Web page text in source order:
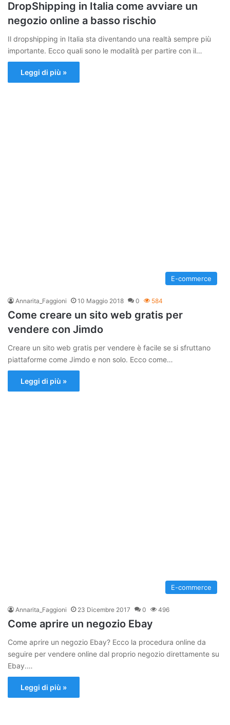
DropShipping in Italia come avviare un
negozio online a basso rischio
Il dropshipping in Italia sta diventando una realtà sempre più
importante. Ecco quali sono le modalità per partire con il…
Leggi di più »
E-commerce
Annarita_Faggioni 10 Maggio 2018 0 584
Come creare un sito web gratis per
vendere con Jimdo
Creare un sito web gratis per vendere è facile se si sfruttano
piattaforme come Jimdo e non solo. Ecco come…
Leggi di più »
E-commerce
Annarita_Faggioni 23 Dicembre 2017 0 496
Come aprire un negozio Ebay
Come aprire un negozio Ebay? Ecco la procedura online da
seguire per vendere online dal proprio negozio direttamente su
Ebay.…
Leggi di più »